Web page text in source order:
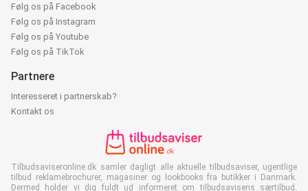
Følg os på Facebook
Følg os på Instagram
Følg os på Youtube
Følg os på TikTok
Partnere
Interesseret i partnerskab?
Kontakt os
Tilbudsaviseronline.dk samler dagligt alle aktuelle tilbudsaviser, ugentlige
tilbud reklamebrochurer, magasiner og lookbooks fra butikker i Danmark.
Dermed holder vi dig fuldt ud informeret om tilbudsavisens særtilbud,